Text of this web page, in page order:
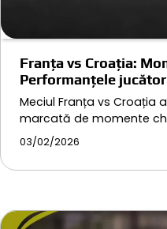
Franța vs Croația:
Performanțele
Meciul Franța vs Croația
marcată de momente
03/02/2026